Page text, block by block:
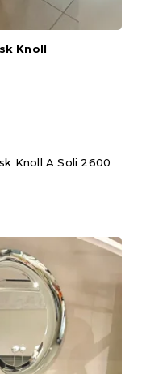
Knoll
Knoll A Soli 2600